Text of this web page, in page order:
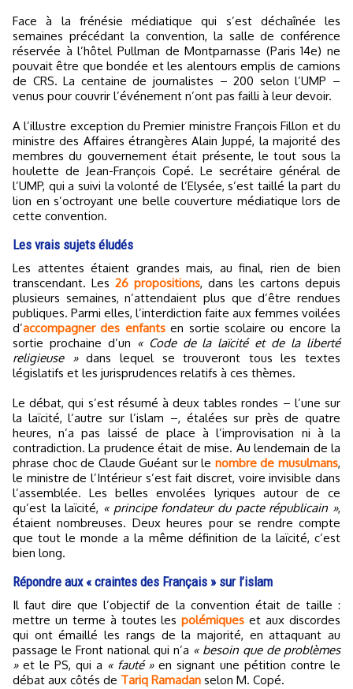
Face à la frénésie médiatique qui s’est déchaînée les
semaines précédant la convention, la salle de conférence
réservée à l’hôtel Pullman de Montparnasse (Paris 14e) ne
pouvait être que bondée et les alentours emplis de camions
de CRS. La centaine de journalistes – 200 selon l’UMP –
venus pour couvrir l’événement n’ont pas failli à leur devoir.
A l’illustre exception du Premier ministre François Fillon et du
ministre des Affaires étrangères Alain Juppé, la majorité des
membres du gouvernement était présente, le tout sous la
houlette de Jean-François Copé. Le secrétaire général de
l’UMP, qui a suivi la volonté de l’Elysée, s’est taillé la part du
lion en s’octroyant une belle couverture médiatique lors de
cette convention.
Les vrais sujets éludés
Les attentes étaient grandes mais, au final, rien de bien
transcendant. Les 26 propositions, dans les cartons depuis
plusieurs semaines, n’attendaient plus que d’être rendues
publiques. Parmi elles, l’interdiction faite aux femmes voilées
d’accompagner des enfantsen sortie scolaire ou encore la
sortie prochaine d’un « Code de la laïcité et de la liberté
religieuse »dans lequel se trouveront tous les textes
législatifs et les jurisprudences relatifs à ces thèmes.
Le débat, qui s’est résumé à deux tables rondes – l’une sur
la laïcité, l’autre sur l’islam –, étalées sur près de quatre
heures, n’a pas laissé de place à l’improvisation ni à la
contradiction. La prudence était de mise. Au lendemain de la
phrase choc de Claude Guéant sur le nombre de musulmans,
le ministre de l’Intérieur s’est fait discret, voire invisible dans
l’assemblée. Les belles envolées lyriques autour de ce
qu’est la laïcité, « principe fondateur du pacte républicain »,
étaient nombreuses. Deux heures pour se rendre compte
que tout le monde a la même définition de la laïcité, c’est
bien long.
Répondre aux « craintes des Français » sur l’islam
Il faut dire que l’objectif de la convention était de taille :
mettre un terme à toutes lespolémiques et aux discordes
qui ont émaillé les rangs de la majorité, en attaquant au
passage le Front national qui n’a « besoin que de problèmes
»et le PS, qui a « fauté »en signant une pétition contre le
débat aux côtés de Tariq Ramadan selon M. Copé.